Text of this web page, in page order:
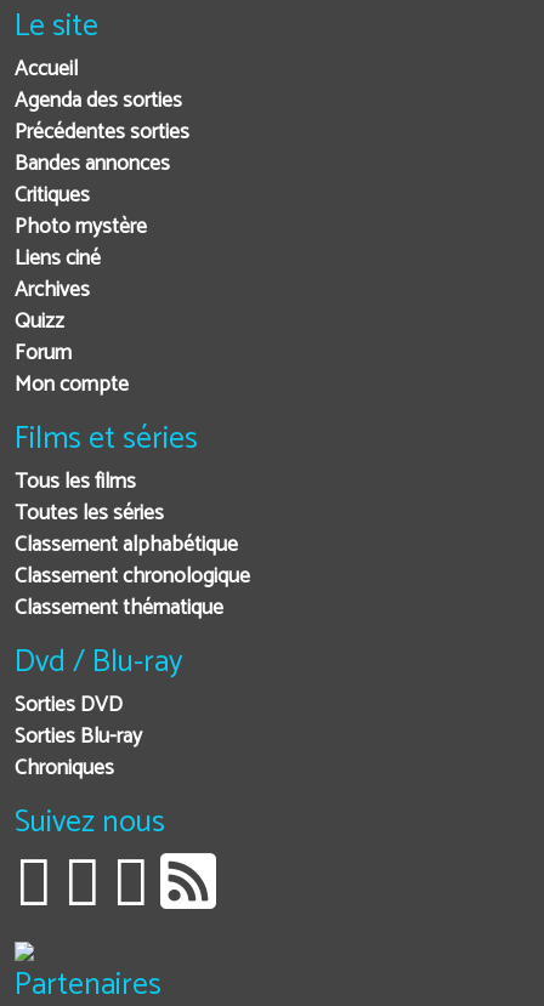
Le site
Accueil
Agenda des sorties
Précédentes sorties
Bandes annonces
Critiques
Photo mystère
Liens ciné
Archives
Quizz
Forum
Mon compte
Films et séries
Tous les films
Toutes les séries
Classement alphabétique
Classement chronologique
Classement thématique
Dvd / Blu-ray
Sorties DVD
Sorties Blu-ray
Chroniques
Suivez nous
Partenaires